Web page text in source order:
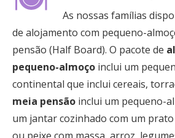
As nossas famílias
de alojamento com pequeno-
pensão (Half Board). O pacote de
pequeno-almoço inclui um
continental que inclui cereais,
meia pensão inclui um pequeno-
um jantar cozinhado com um